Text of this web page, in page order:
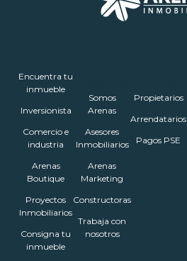
Encuentra tu
inmueble
Inversionista
Comercio e
industria
Arenas
Boutique
Proyectos
Inmobiliarios
Consigna tu
inmueble
Somos
Arenas
Asesores
Inmobiliarios
Arenas
Marketing
Constructoras
Trabaja con
nosotros
Propietarios
Arrendatarios
Pagos PSE